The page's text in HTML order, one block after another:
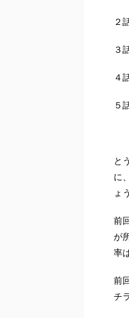
２
３
４
５
と
に、
ょ
前
が
率
前
チ